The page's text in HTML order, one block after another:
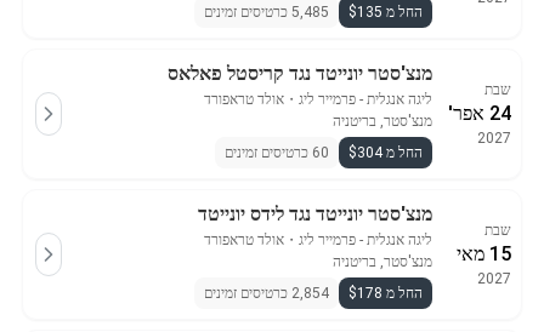
החל מ $135
5,485 כרטיסים זמינים
שבת
24 אפר'
2027
מנצ'סטר יונייטד נגד קריסטל פאלאס
ליגה אנגלית - פרמייר ליג ・ אולד טראפורד
מנצ'סטר, בריטניה
החל מ $304
60 כרטיסים זמינים
שבת
15 מאי
2027
מנצ'סטר יונייטד נגד לידס יונייטד
ליגה אנגלית - פרמייר ליג ・ אולד טראפורד
מנצ'סטר, בריטניה
החל מ $178
2,854 כרטיסים זמינים